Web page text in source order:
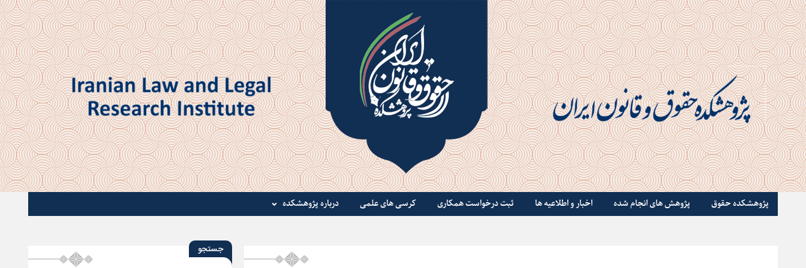
پژوهشکده حقوق پژوهش های انجام شده اخبار و اطلاعیه ها ثبت درخواست همکاری کرسی های علمی درباره پژوهشکده
جستجو